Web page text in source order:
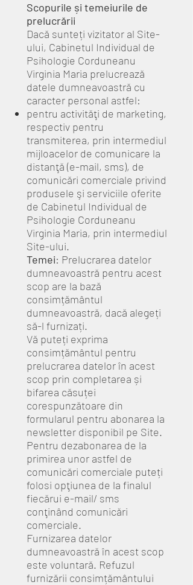
Scopurile și temeiurile de
prelucrării
Dacă sunteți vizitator al Site-
ului, Cabinetul Individual de
Psihologie Corduneanu
Virginia Maria prelucrează
datele dumneavoastră cu
caracter personal astfel:
pentru activităţi de marketing,
respectiv pentru
transmiterea, prin intermediul
mijloacelor de comunicare la
distanţă (e-mail, sms), de
comunicări comerciale privind
produsele şi serviciile oferite
de Cabinetul Individual de
Psihologie Corduneanu
Virginia Maria, prin intermediul
Site-ului.
Temei: Prelucrarea datelor
dumneavoastră pentru acest
scop are la bază
consimțământul
dumneavoastră, dacă alegeți
să-l furnizați.
Vă puteți exprima
consimțământul pentru
prelucrarea datelor în acest
scop prin completarea și
bifarea căsuței
corespunzătoare din
formularul pentru abonarea la
newsletter disponibil pe Site.
Pentru dezabonarea de la
primirea unor astfel de
comunicări comerciale puteți
folosi opţiunea de la finalul
fiecărui e-mail/ sms
conţinând comunicări
comerciale.
Furnizarea datelor
dumneavoastră în acest scop
este voluntară. Refuzul
furnizării consimțământului